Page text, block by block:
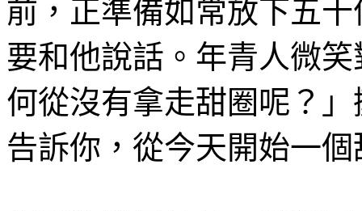
前，正準備如常放下五
要和他說話。年青人微
何從沒有拿走甜圈呢？
告訴你，從今天開始一